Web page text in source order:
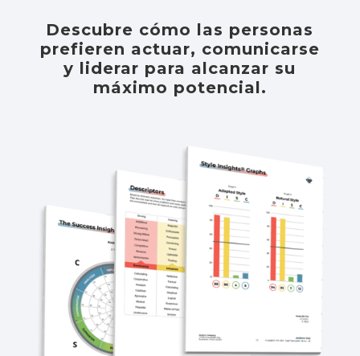
Descubre cómo las personas
prefieren actuar, comunicarse
y liderar para alcanzar su
máximo potencial.